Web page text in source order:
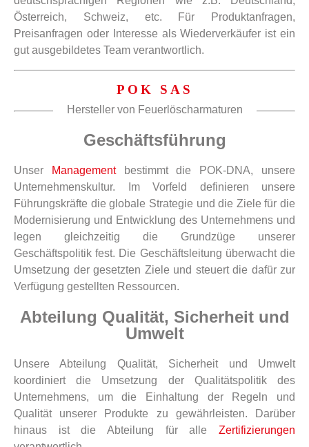
Österreich, Schweiz, etc. Für Produktanfragen,
Preisanfragen oder Interesse als Wiederverkäufer ist ein
gut ausgebildetes Team verantwortlich.
POK SAS
Hersteller von Feuerlöscharmaturen
Geschäftsführung
Unser Managementbestimmt die POK-DNA, unsere
Unternehmenskultur. Im Vorfeld definieren unsere
Führungskräfte die globale Strategie und die Ziele für die
Modernisierung und Entwicklung des Unternehmens und
legen gleichzeitig die Grundzüge unserer
Geschäftspolitik fest. Die Geschäftsleitung überwacht die
Umsetzung der gesetzten Ziele und steuert die dafür zur
Verfügung gestellten Ressourcen.
Abteilung Qualität, Sicherheit und
Umwelt
Unsere Abteilung Qualität, Sicherheit und Umwelt
koordiniert die Umsetzung der Qualitätspolitik des
Unternehmens, um die Einhaltung der Regeln und
Qualität unserer Produkte zu gewährleisten. Darüber
hinaus ist die Abteilung für alle Zertifizierungen